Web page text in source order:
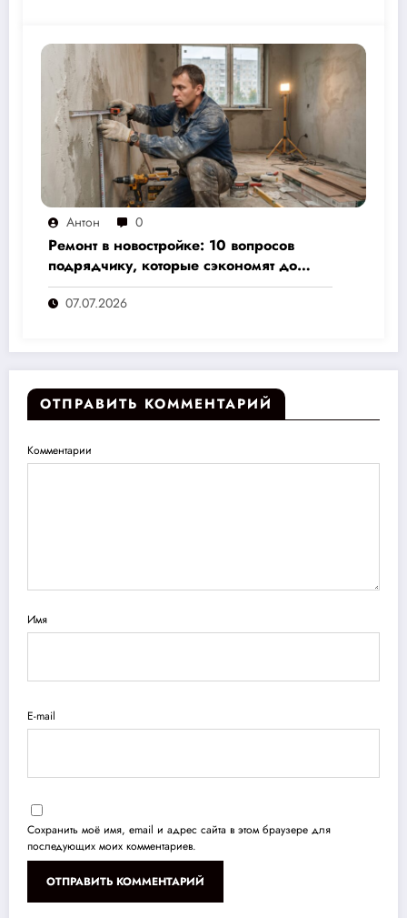
Антон 0
Ремонт в новостройке: 10 вопросов
подрядчику, которые сэкономят до
30% бюджета и избавят от головной
боли07.07.2026
ОТПРАВИТЬ КОММЕНТАРИЙ
Комментарии
Имя
E-mail
Сохранить моё имя, email и адрес сайта в этом браузере для
последующих моих комментариев.